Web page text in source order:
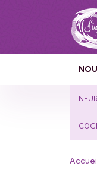
Panneau de gestion